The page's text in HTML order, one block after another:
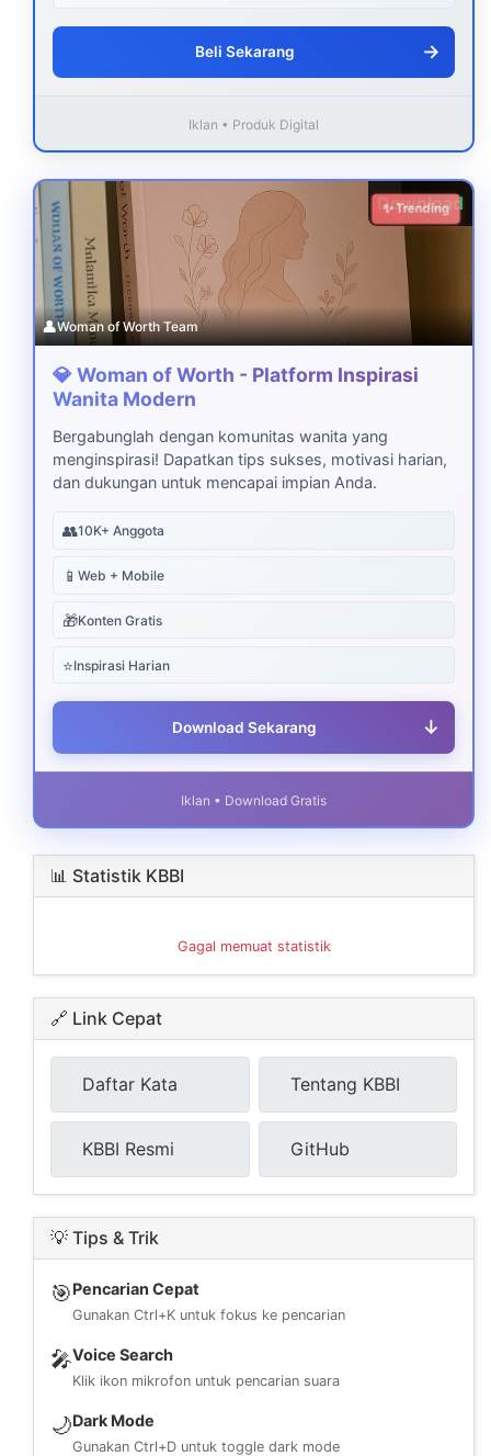
Beli Sekarang →
Iklan • Produk Digital
Download
✨ Trending
👤Woman of Worth Team
💎 Woman of Worth - Platform Inspirasi
Wanita Modern
Bergabunglah dengan komunitas wanita yang
menginspirasi! Dapatkan tips sukses, motivasi harian,
dan dukungan untuk mencapai impian Anda.
👥10K+ Anggota
📱 Web + Mobile
🎁Konten Gratis
⭐Inspirasi Harian
Download Sekarang ↓
Iklan • Download Gratis
📊 Statistik KBBI
Gagal memuat statistik
🔗 Link Cepat
Daftar Kata Tentang KBBI
KBBI Resmi GitHub
💡 Tips & Trik
🎯Pencarian Cepat
Gunakan Ctrl+K untuk fokus ke pencarian
🎤Voice Search
Klik ikon mikrofon untuk pencarian suara
🌙Dark Mode
Gunakan Ctrl+D untuk toggle dark mode